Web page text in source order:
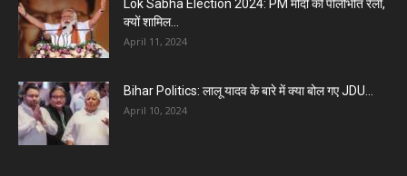
Lok Sabha Election 2024: PM मोदी की पीलीभीत रैली,
क्यों शामिल...
April 11, 2024
Bihar Politics: लालू यादव के बारे में क्या बोल गए JDU...
April 10, 2024